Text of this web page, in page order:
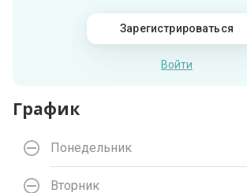
Зарегистрироваться
Войти
График
Понедельник
Вторник